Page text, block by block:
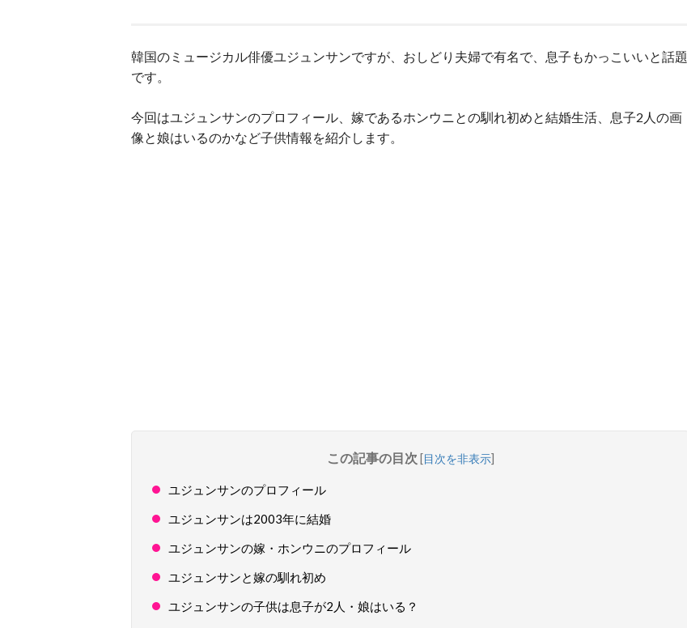
韓国のミュージカル俳優ユジュンサンですが、おしどり夫婦で有名で、息子もかっこいいと話題
です。
今回はユジュンサンのプロフィール、嫁であるホンウニとの馴れ初めと結婚生活、息子2人の画
像と娘はいるのかなど子供情報を紹介します。
この記事の目次 [目次を非表示]
ユジュンサンのプロフィール
ユジュンサンは2003年に結婚
ユジュンサンの嫁・ホンウニのプロフィール
ユジュンサンと嫁の馴れ初め
ユジュンサンの子供は息子が2人・娘はいる？